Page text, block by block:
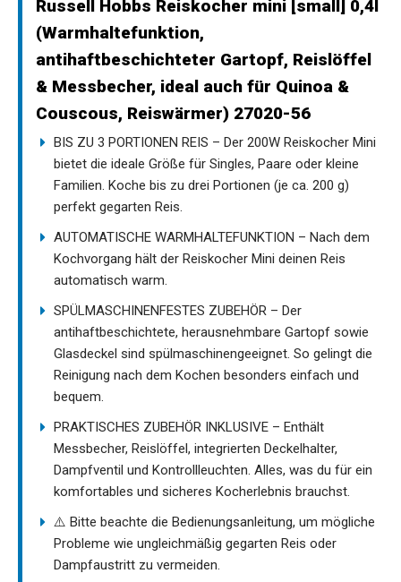
Russell Hobbs Reiskocher mini [small] 0,4l
(Warmhaltefunktion,
antihaftbeschichteter Gartopf, Reislöffel
& Messbecher, ideal auch für Quinoa &
Couscous, Reiswärmer) 27020-56
BIS ZU 3 PORTIONEN REIS – Der 200W Reiskocher Mini
bietet die ideale Größe für Singles, Paare oder kleine
Familien. Koche bis zu drei Portionen (je ca. 200 g)
perfekt gegarten Reis.
AUTOMATISCHE WARMHALTEFUNKTION – Nach dem
Kochvorgang hält der Reiskocher Mini deinen Reis
automatisch warm.
SPÜLMASCHINENFESTES ZUBEHÖR – Der
antihaftbeschichtete, herausnehmbare Gartopf sowie
Glasdeckel sind spülmaschinengeeignet. So gelingt die
Reinigung nach dem Kochen besonders einfach und
bequem.
PRAKTISCHES ZUBEHÖR INKLUSIVE – Enthält
Messbecher, Reislöffel, integrierten Deckelhalter,
Dampfventil und Kontrollleuchten. Alles, was du für ein
komfortables und sicheres Kocherlebnis brauchst.
⚠️ Bitte beachte die Bedienungsanleitung, um mögliche
Probleme wie ungleichmäßig gegarten Reis oder
Dampfaustritt zu vermeiden.